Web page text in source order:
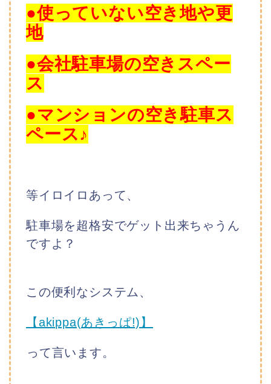
●使っていない空き地や更
地
●会社駐車場の空きスペー
ス
●マンションの空き駐車ス
ペース♪
等イロイロあって、
駐車場を超格安でゲット出来ちゃうん
ですよ？
この便利なシステム、
【akippa(あきっぱ!)】
って言います。